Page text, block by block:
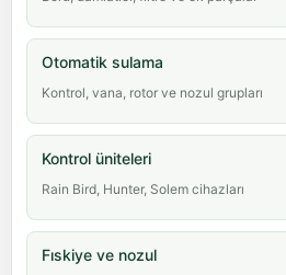
Otomatik sulama
Kontrol, vana, rotor ve nozul grupları
Kontrol üniteleri
Rain Bird, Hunter, Solem cihazları
Fıskiye ve nozul